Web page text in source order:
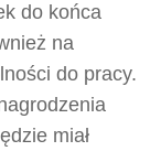
do końca
na
do pracy.
miał